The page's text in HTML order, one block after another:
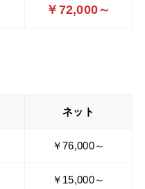
￥72,000～
ネット
￥76,000～
￥15,000～